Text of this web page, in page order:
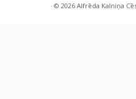
· © 2026 Alfrēda Kalniņa